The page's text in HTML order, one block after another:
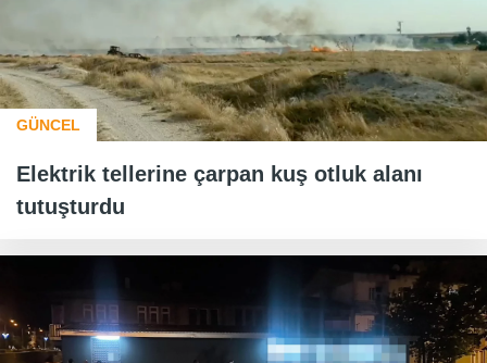
GÜNCEL
Elektrik tellerine çarpan kuş otluk alanı
tutuşturdu